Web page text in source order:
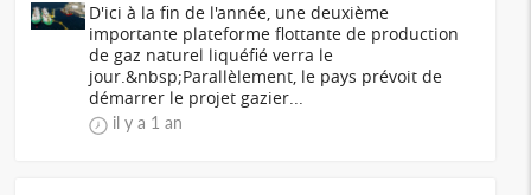
D'ici à la fin de l'année, une deuxième
importante plateforme flottante de production
de gaz naturel liquéfié verra le
jour.&nbsp;Parallèlement, le pays prévoit de
démarrer le projet gazier...
il y a 1 an